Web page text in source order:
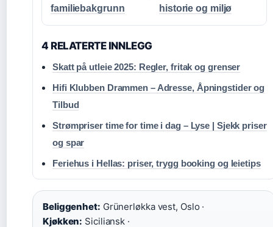
familiebakgrunn
historie og miljø
4 RELATERTE INNLEGG
Skatt på utleie 2025: Regler, fritak og grenser
Hifi Klubben Drammen – Adresse, Åpningstider og
Tilbud
Strømpriser time for time i dag – Lyse | Sjekk priser
og spar
Feriehus i Hellas: priser, trygg booking og leietips
Beliggenhet: Grünerløkka vest, Oslo ·
Kjøkken: Siciliansk ·